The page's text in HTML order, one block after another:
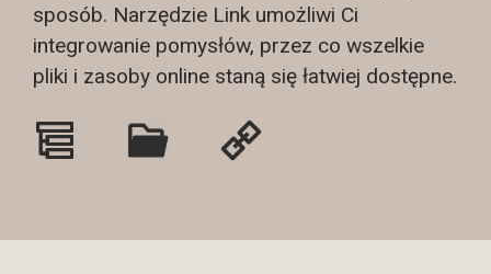
sposób. Narzędzie Link umożliwi Ci
integrowanie pomysłów, przez co wszelkie
pliki i zasoby online staną się łatwiej dostępne.